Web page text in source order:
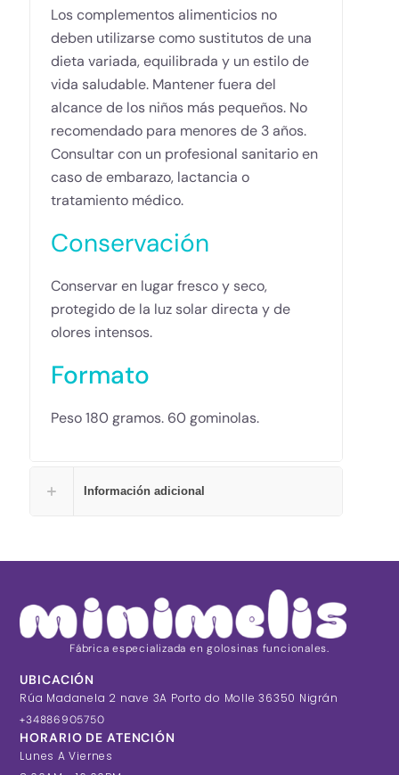
Los complementos alimenticios no
deben utilizarse como sustitutos de una
dieta variada, equilibrada y un estilo de
vida saludable. Mantener fuera del
alcance de los niños más pequeños. No
recomendado para menores de 3 años.
Consultar con un profesional sanitario en
caso de embarazo, lactancia o
tratamiento médico.
Conservación
Conservar en lugar fresco y seco,
protegido de la luz solar directa y de
olores intensos.
Formato
Peso 180 gramos. 60 gominolas.
Información adicional
Fábrica especializada en golosinas funcionales.
UBICACIÓN
Rúa Madanela 2 nave 3A Porto do Molle 36350 Nigrán
+34886905750
HORARIO DE ATENCIÓN
Lunes A Viernes